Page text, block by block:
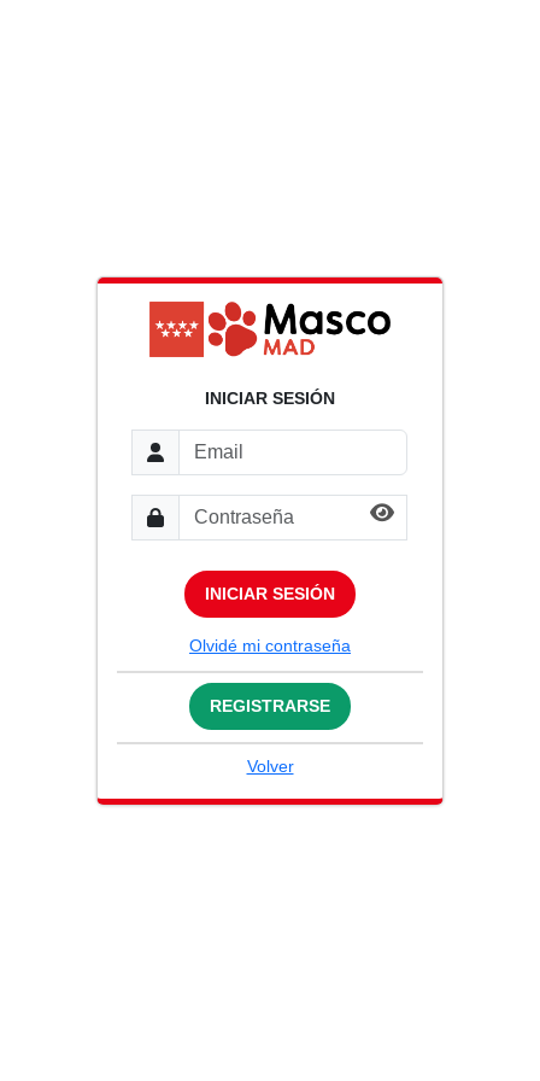
INICIAR SESIÓN
INICIAR SESIÓN
Olvidé mi contraseña
REGISTRARSE
Volver